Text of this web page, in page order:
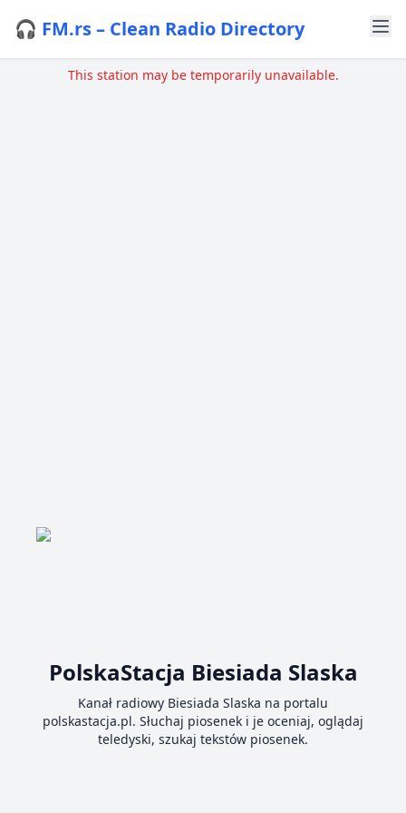
🎧 FM.rs – Clean Radio Directory
This station may be temporarily unavailable.
PolskaStacja Biesiada Slaska
Kanał radiowy Biesiada Slaska na portalu
polskastacja.pl. Słuchaj piosenek i je oceniaj, oglądaj
teledyski, szukaj tekstów piosenek.